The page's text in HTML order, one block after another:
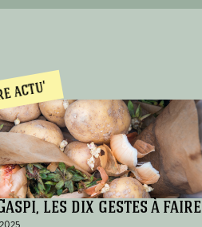
les dix gestes à faire
actu'